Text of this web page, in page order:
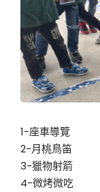
1-座車導覽
2-月桃鳥笛
3-獵物射箭
4-微烤微吃